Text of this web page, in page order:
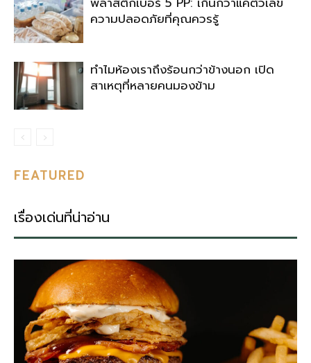
ความปลอดภัยที่คุณควรรู้
ทำไมห้องเราถึงร้อนกว่าข้างนอก เปิด
สาเหตุที่หลายคนมองข้าม
FEATURED
เรื่องเด่นที่น่าอ่าน